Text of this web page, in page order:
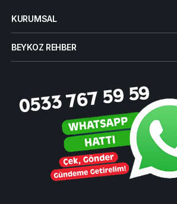
KURUMSAL
BEYKOZ REHBER